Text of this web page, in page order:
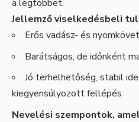
a legtöbbet.
Jellemző viselkedésbeli
Erős vadász- és
Barátságos, de időnként
Jó terhelhetőség, stabil
kiegyensúlyozott fellépés
Nevelési szempontok,